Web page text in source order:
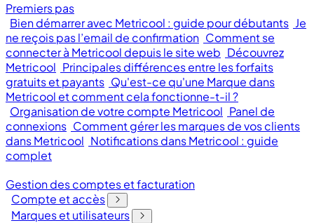
Premiers pas
Bien démarrer avec Metricool : guide pour débutants Je
ne reçois pas l’email de confirmation Comment se
connecter à Metricool depuis le site web Découvrez
Metricool Principales différences entre les forfaits
gratuits et payants Qu'est-ce qu'une Marque dans
Metricool et comment cela fonctionne-t-il ?
Organisation de votre compte Metricool Panel de
connexions Comment gérer les marques de vos clients
dans Metricool Notifications dans Metricool : guide
complet
Gestion des comptes et facturation
Compte et accès
Marques et utilisateurs